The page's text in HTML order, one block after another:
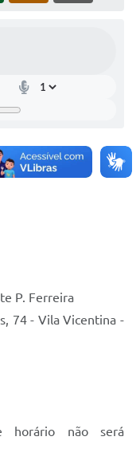
P. Ferreira
74 - Vila Vicentina -
horário não será